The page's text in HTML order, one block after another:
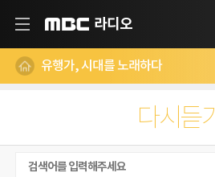
라디오
유행가, 시대를 노래하다
다시듣기